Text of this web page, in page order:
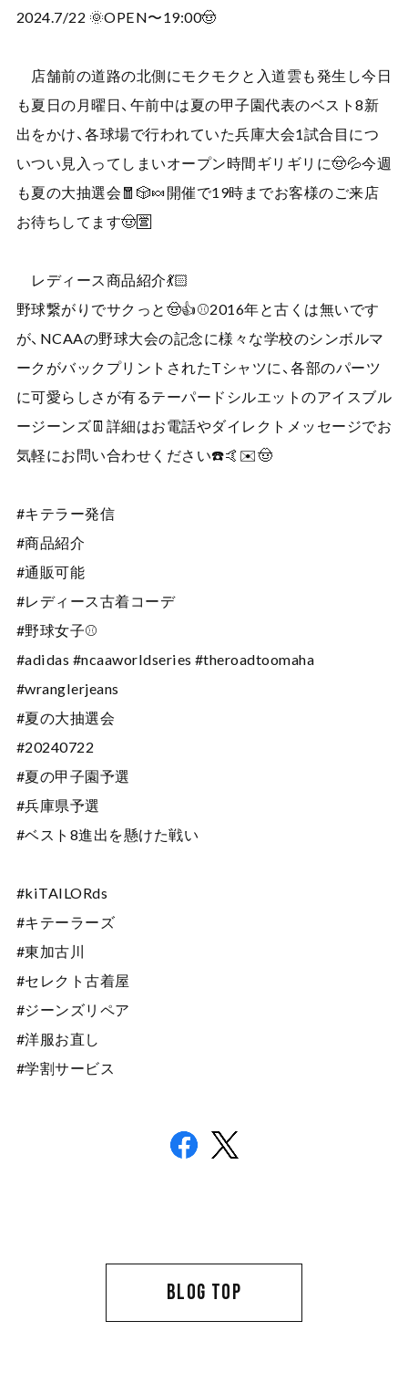
2024.7/22 🌞OPEN〜19:00🤠
店舗前の道路の北側にモクモクと入道雲も発生し今日
も夏日の月曜日、午前中は夏の甲子園代表のベスト8新
出をかけ、各球場で行われていた兵庫大会1試合目につ
いつい見入ってしまいオープン時間ギリギリに🤠💦今週
も夏の大抽選会🧧🎲🍬開催で19時までお客様のご来店
お待ちしてます🤠🈺
レディース商品紹介💃🏻
野球繋がりでサクっと🤠👍⚾️2016年と古くは無いです
が、NCAAの野球大会の記念に様々な学校のシンボルマ
ークがバックプリントされたTシャツに、各部のパーツ
に可愛らしさが有るテーパードシルエットのアイスブル
ージーンズ👖詳細はお電話やダイレクトメッセージでお
気軽にお問い合わせください☎️🤙✉️🤠
#キテラー発信
#商品紹介
#通販可能
#レディース古着コーデ
#野球女子⚾️
#adidas #ncaaworldseries #theroadtoomaha
#wranglerjeans
#夏の大抽選会
#20240722
#夏の甲子園予選
#兵庫県予選
#ベスト8進出を懸けた戦い
#kiTAILORds
#キテーラーズ
#東加古川
#セレクト古着屋
#ジーンズリペア
#洋服お直し
#学割サービス
BLOG TOP